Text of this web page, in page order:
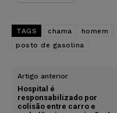
TAGS chama homem
posto de gasolina
Artigo anterior
Hospital é
responsabilizado por
colisão entre carro e